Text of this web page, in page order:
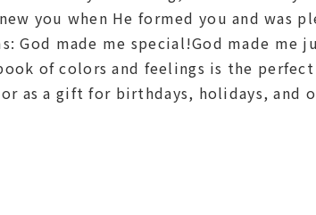
you when He formed you and was
made me special!God made me
of colors and feelings is the
as a gift for birthdays, holidays, and